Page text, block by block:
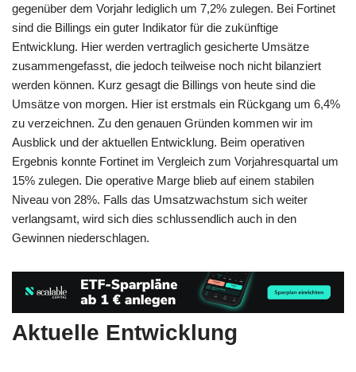
gegenüber dem Vorjahr lediglich um 7,2% zulegen. Bei Fortinet
sind die Billings ein guter Indikator für die zukünftige
Entwicklung. Hier werden vertraglich gesicherte Umsätze
zusammengefasst, die jedoch teilweise noch nicht bilanziert
werden können. Kurz gesagt die Billings von heute sind die
Umsätze von morgen. Hier ist erstmals ein Rückgang um 6,4%
zu verzeichnen. Zu den genauen Gründen kommen wir im
Ausblick und der aktuellen Entwicklung. Beim operativen
Ergebnis konnte Fortinet im Vergleich zum Vorjahresquartal um
15% zulegen. Die operative Marge blieb auf einem stabilen
Niveau von 28%. Falls das Umsatzwachstum sich weiter
verlangsamt, wird sich dies schlussendlich auch in den
Gewinnen niederschlagen.
Aktuelle Entwicklung